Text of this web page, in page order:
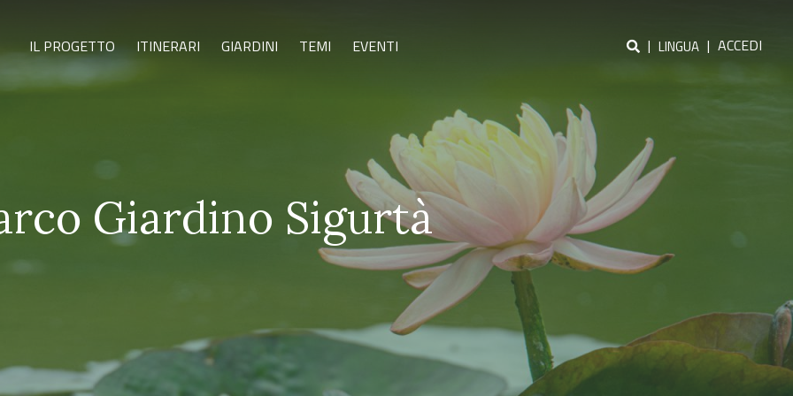
IL PROGETTO ITINERARI GIARDINI TEMI EVENTI | LINGUA | ACCEDI
Giardino Sigurtà